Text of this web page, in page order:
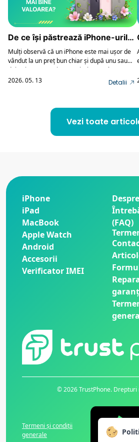
De ce își păstrează iPhone-urile
mai bine valoarea?
Mulți observă că un iPhone este mai ușor de
vândut la un preț bun chiar și după unu sau
doi ani, comparativ cu majoritatea altor
smartphone-uri. Motivul nu este un singur
2026. 05. 13 Detalii
Vezi toate
iPhone
iPad
MacBook
Apple Watch
Android
Accesorii
Verificator IMEI
(FAQ)
© 2026 TrustPhone. Drepturi
Termeni și condiții
generale